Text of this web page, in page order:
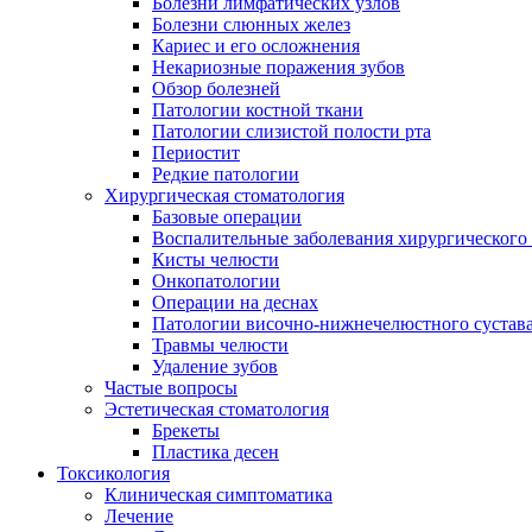
Болезни слюнных желез
Кариес и его осложнения
Некариозные поражения зубов
Обзор болезней
Патологии костной ткани
Патологии слизистой полости рта
Периостит
Редкие патологии
Хирургическая стоматология
Базовые операции
Воспалительные заболевания
Кисты челюсти
Онкопатологии
Операции на деснах
Патологии височно-нижнечелюстного сустава
Травмы челюсти
Удаление зубов
Частые вопросы
Эстетическая стоматология
Брекеты
Пластика десен
Токсикология
Клиническая симптоматика
Лечение